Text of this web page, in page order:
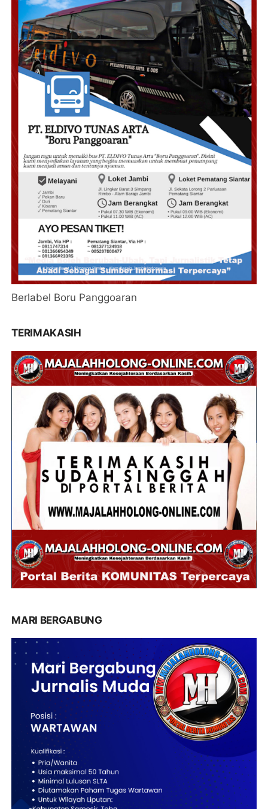
Berlabel Boru Panggoaran
TERIMAKASIH
MARI BERGABUNG